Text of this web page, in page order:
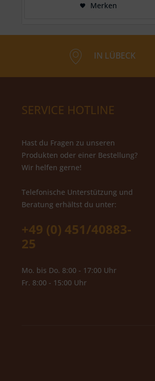
Merken
IN LÜBECK
SERVICE HOTLINE
Hast du Fragen zu unseren
Produkten oder einer Bestellung?
Wir helfen gerne!
Telefonische Unterstützung und
Beratung erhältst du unter:
+49 (0) 451/40883-
25
Mo. bis Do. 8:00 - 17:00 Uhr
Fr. 8:00 - 15:00 Uhr